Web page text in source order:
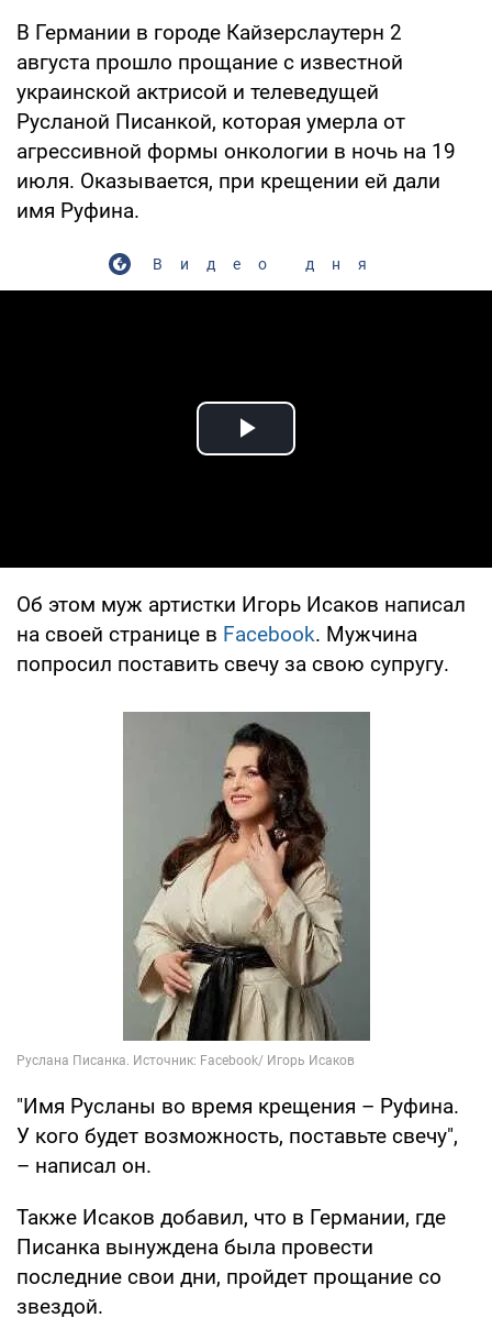
В Германии в городе Кайзерслаутерн 2
августа прошло прощание с известной
украинской актрисой и телеведущей
Русланой Писанкой, которая умерла от
агрессивной формы онкологии в ночь на 19
июля. Оказывается, при крещении ей дали
имя Руфина.
Видео дня
Play Video
Об этом муж артистки Игорь Исаков написал
на своей странице в Facebook. Мужчина
попросил поставить свечу за свою супругу.
"Имя Русланы во время крещения – Руфина.
У кого будет возможность, поставьте свечу",
– написал он.
Также Исаков добавил, что в Германии, где
Писанка вынуждена была провести
последние свои дни, пройдет прощание со
звездой.